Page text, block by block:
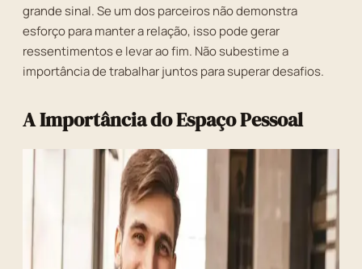
grande sinal. Se um dos parceiros não demonstra
esforço para manter a relação, isso pode gerar
ressentimentos e levar ao fim. Não subestime a
importância de trabalhar juntos para superar desafios.
A Importância do Espaço Pessoal